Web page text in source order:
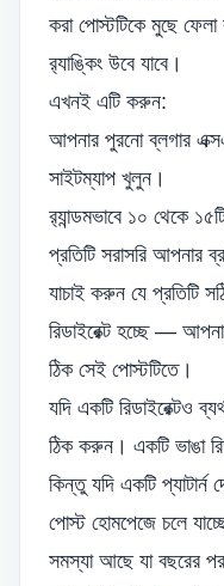
করা পোস্টটিকে মুছে
র‍্যাঙ্কিং উবে যাবে।
এখনই এটি করুন:
আপনার পুরনো ব্লগার
সাইটম্যাপ খুলুন।
র‍্যান্ডমভাবে ১০ থেকে
প্রতিটি সরাসরি আপনার
যাচাই করুন যে প্রতিটি
রিডাইরেক্ট হচ্ছে —
ঠিক সেই পোস্টটিতে।
যদি একটি রিডাইরেক্টও
ঠিক করুন। একটি ভাঙা
কিন্তু যদি একটি
পোস্ট হোমপেজে চলে
সমস্যা আছে যা বছরের